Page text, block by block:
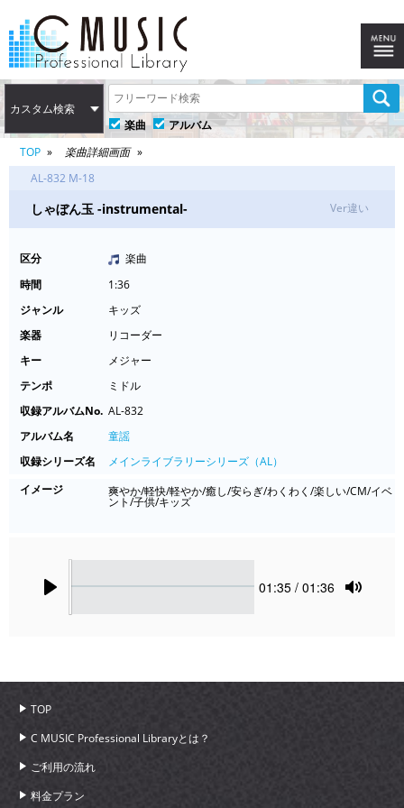
カスタム検索
楽曲
アルバム
TOP
楽曲詳細画面
AL-832 M-18
しゃぼん玉 -instrumental- Ver違い
区分
楽曲
時間
1:36
ジャンル
キッズ
楽器
リコーダー
キー
メジャー
テンポ
ミドル
収録アルバムNo. AL-832
アルバム名
童謡
収録シリーズ名
メインライブラリーシリーズ（AL）
イメージ
爽やか/軽快/軽やか/癒し/安らぎ/わくわく/楽しい/CM/イベ
ント/子供/キッズ
Current
01:35 / 01:36
TOP
C MUSIC Professional Libraryとは？
ご利用の流れ
料金プラン